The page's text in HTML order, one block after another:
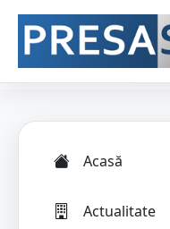
Acasă
Actualitate